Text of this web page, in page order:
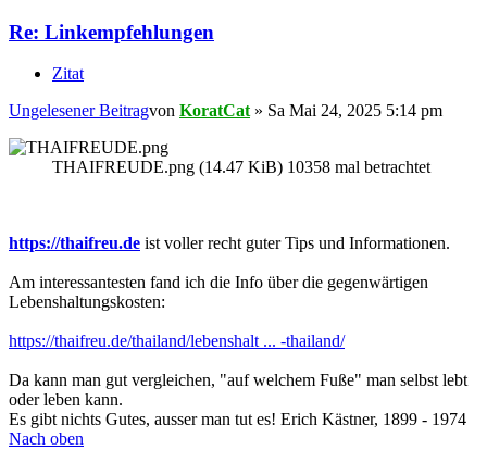
Re: Linkempfehlungen
Zitat
Ungelesener Beitragvon KoratCat» Sa Mai 24, 2025 5:14 pm
THAIFREUDE.png (14.47 KiB) 10358 mal betrachtet
https://thaifreu.de ist voller recht guter Tips und Informationen.
Am interessantesten fand ich die Info über die gegenwärtigen
Lebenshaltungskosten:
https://thaifreu.de/thailand/lebenshalt ... -thailand/
Da kann man gut vergleichen, "auf welchem Fuße" man selbst lebt
oder leben kann.
Es gibt nichts Gutes, ausser man tut es! Erich Kästner, 1899 - 1974
Nach oben